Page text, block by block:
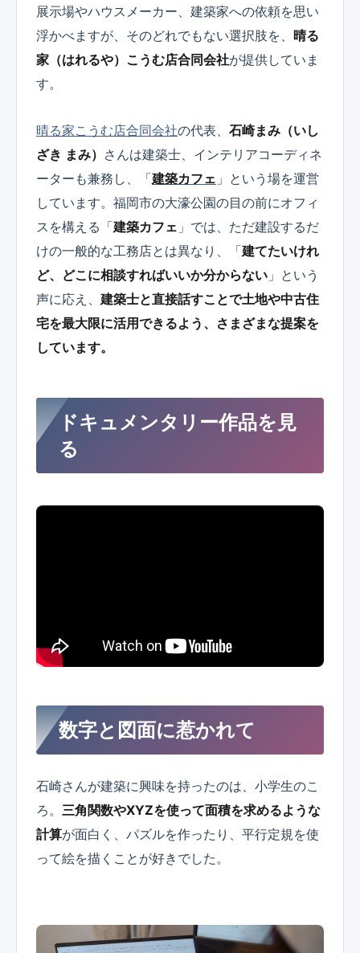
展示場やハウスメーカー、建築家への依頼を思い
浮かべますが、そのどれでもない選択肢を、 晴る
家（はれるや）こうむ店合同会社が提供していま
す。
晴る家こうむ店合同会社の代表、 石崎まみ（いし
ざき まみ） さんは建築士、インテリアコーディネ
ーターも兼務し、「建築カフェ 」という場を運営
しています。福岡市の大濠公園の目の前にオフィ
スを構える「建築カフェ 」では、ただ建設するだ
けの一般的な工務店とは異なり、「建てたいけれ
ど、どこに相談すればいいか分からない 」という
声に応え、 建築士と直接話すことで土地や中古住
宅を最大限に活用できるよう、さまざまな提案を
しています。
ドキュメンタリー作品を見
る
数字と図面に惹かれて
石崎さんが建築に興味を持ったのは、小学生のこ
ろ。 三角関数やXYZを使って面積を求めるような
計算が面白く、パズルを作ったり、平行定規を使
って絵を描くことが好きでした。